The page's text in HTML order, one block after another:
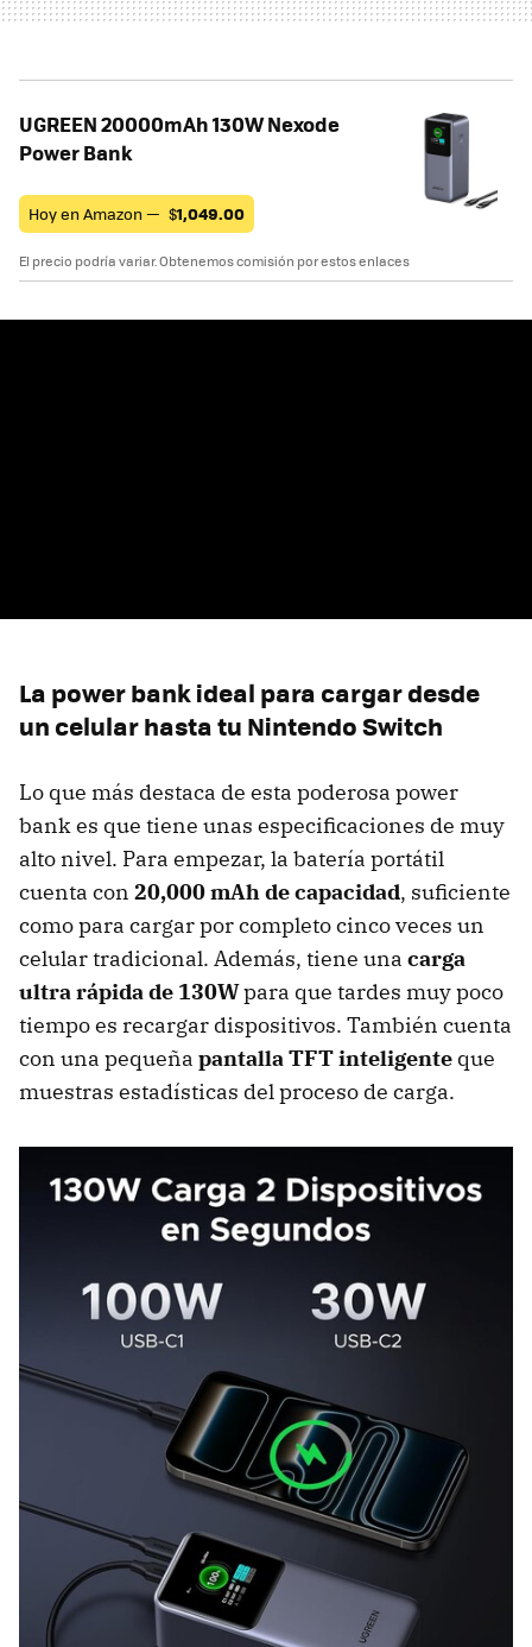
UGREEN 20000mAh 130W Nexode
Power Bank
Hoy en Amazon — $1,049.00
El precio podría variar. Obtenemos comisión por estos enlaces
La power bank ideal para cargar desde
un celular hasta tu Nintendo Switch
Lo que más destaca de esta poderosa power
bank es que tiene unas especificaciones de muy
alto nivel. Para empezar, la batería portátil
cuenta con 20,000 mAh de capacidad, suficiente
como para cargar por completo cinco veces un
celular tradicional. Además, tiene una carga
ultra rápida de 130Wpara que tardes muy poco
tiempo es recargar dispositivos. También cuenta
con una pequeña pantalla TFT inteligente que
muestras estadísticas del proceso de carga.